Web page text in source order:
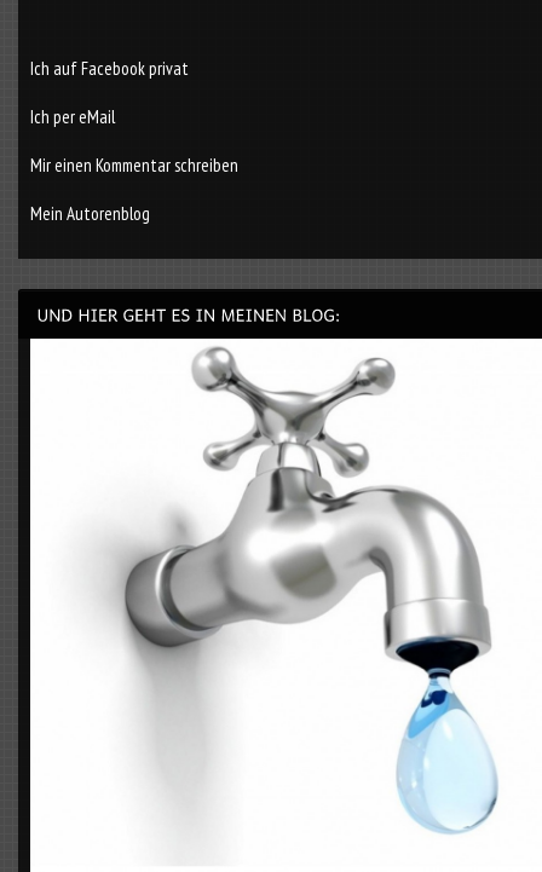
Ich auf Facebook privat
Ich per eMail
Mir einen Kommentar schreiben
Mein Autorenblog